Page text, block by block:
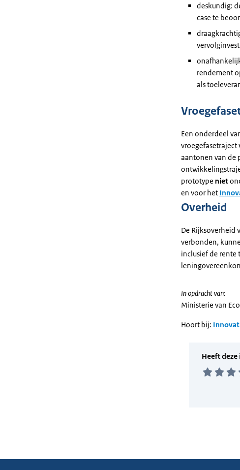
deskundig:
case te
rendement
als
Een onderdeel
vroegefasetraject
aantonen van de
prototype niet
en voor het
Overheid
De Rijksoverheid
verbonden,
inclusief de rente
In opdracht van:
Ministerie van
Hoort bij: